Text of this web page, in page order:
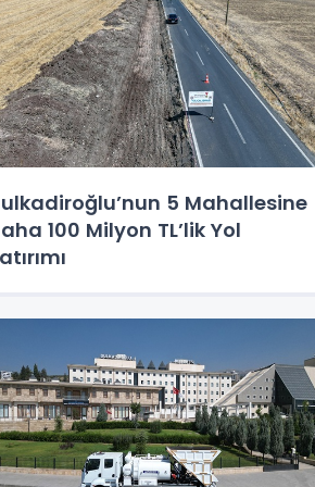
5 Mahallesine
100 Milyon TL’lik Yol